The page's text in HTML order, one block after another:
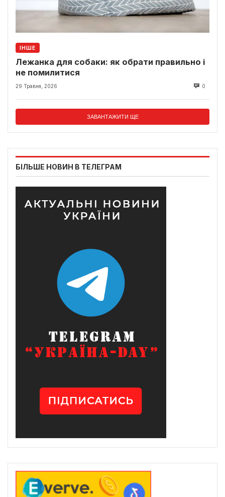
ІНШЕ
Лежанка для собаки: як обрати правильно і
не помилитися
29 Травня, 2026 0
ЗАВАНТАЖИТИ ЩЕ
БІЛЬШЕ НОВИН В ТЕЛЕГРАМ